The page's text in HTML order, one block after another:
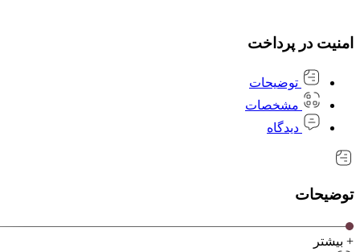
امنیت در پرداخت
توضیحات
مشخصات
دیدگاه
توضیحات
+ بیشتر